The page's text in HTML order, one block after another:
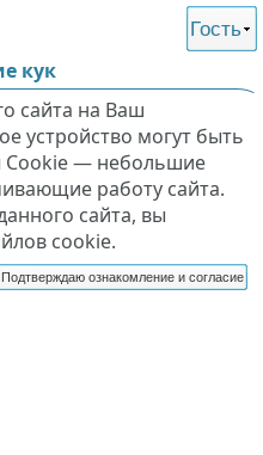
Гость
кук
сайта на Ваш
устройство могут быть
Cookie — небольшие
работу сайта.
сайта, вы
cookie.
Подтверждаю ознакомление и согласие